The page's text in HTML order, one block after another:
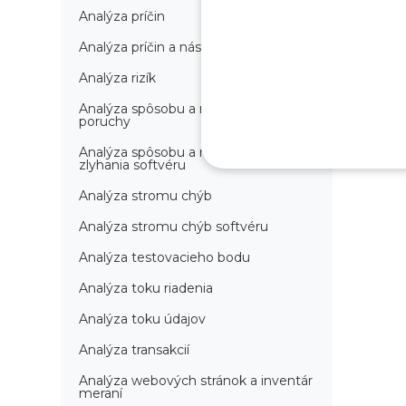
Analýza príčin
Analýza príčin a následkov
Analýza rizík
Analýza spôsobu a následkov
poruchy
Analýza spôsobu a následkov
zlyhania softvéru
Analýza stromu chýb
Analýza stromu chýb softvéru
Analýza testovacieho bodu
Analýza toku riadenia
Analýza toku údajov
Analýza transakcií
Analýza webových stránok a inventár
meraní